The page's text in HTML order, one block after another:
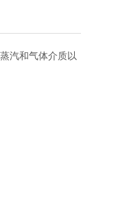
汽和气体介质以